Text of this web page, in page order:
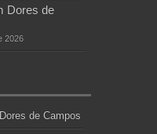
Dores de
2026
de Campos